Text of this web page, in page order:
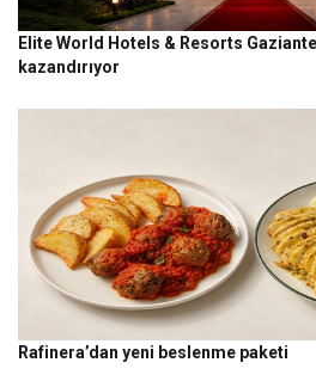
Elite World Hotels & Resorts
kazandırıyor
Rafinera’dan yeni beslenme paketi